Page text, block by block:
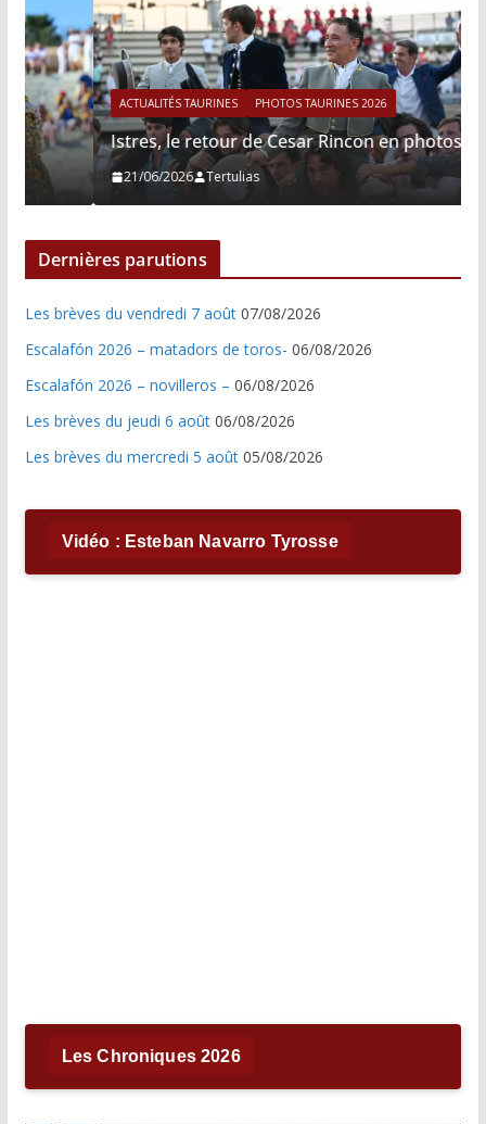
ACTUALITÉS TAURINES PHOTOS TAURINES 2026
Istres, le retour de Cesar Rincon en photos
21/06/2026 Tertulias
Dernières parutions
Les brèves du vendredi 7 août 07/08/2026
Escalafón 2026 – matadors de toros- 06/08/2026
Escalafón 2026 – novilleros – 06/08/2026
Les brèves du jeudi 6 août 06/08/2026
Les brèves du mercredi 5 août 05/08/2026
Vidéo : Esteban Navarro Tyrosse
Les Chroniques 2026